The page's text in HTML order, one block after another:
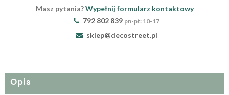
Masz pytania?Wypełnij formularz kontaktowy
792 802 839 pn-pt: 10-17
sklep@decostreet.pl
Opis